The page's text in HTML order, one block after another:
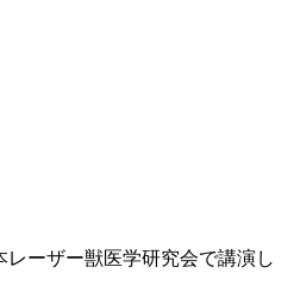
レーザー獣医学研究会で講演し